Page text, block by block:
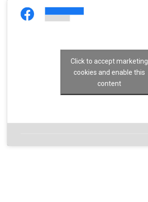
Click to accept marketing
cookies and enable this
content